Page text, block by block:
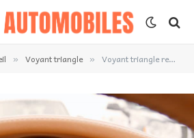
» Voyant triangle » Voyant triangle reste allumé sur la Opel Campo : Que faire ?